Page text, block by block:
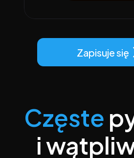
Zapisuje się
Częste
i